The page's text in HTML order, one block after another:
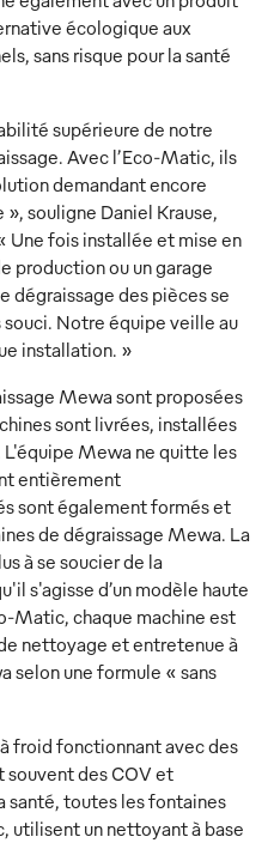
écologique aux
sans risque pour la santé
supérieure de notre
Avec l’Eco-Matic, ils
demandant encore
souligne Daniel Krause,
Une fois installée et mise en
production ou un garage
dégraissage des pièces se
Notre équipe veille au
installation. »
Mewa sont proposées
sont livrées, installées
L'équipe Mewa ne quitte les
entièrement
sont également formés et
de dégraissage Mewa. La
à se soucier de la
s'agisse d’un modèle haute
Matic, chaque machine est
nettoyage et entretenue à
selon une formule « sans
froid fonctionnant avec des
souvent des COV et
santé, toutes les fontaines
utilisent un nettoyant à base